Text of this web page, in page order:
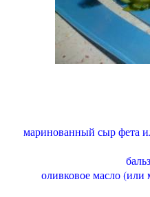
маринованный сыр фета
оливковое масло (или